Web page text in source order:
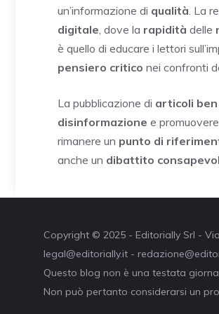
un’informazione di qualità . La
digitale , dove la rapidità delle
è quello di educare i lettori
pensiero critico nei confronti
La pubblicazione di articoli
disinformazione e
rimanere un punto di
anche un dibattito
Copyright © 2025 - Editorially Srl -
legal@editorially.it -
Questo blog non è una testata
Non può pertanto considerarsi un